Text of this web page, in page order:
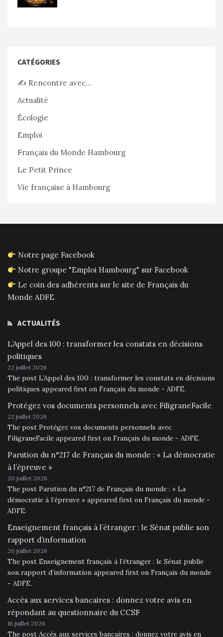
CATÉGORIES
✍️ Rencontre avec…
Actualité
Écologie
Emploi
Français du Monde Hambourg
Le Petit Prince
Vie française à Hambourg
Notre page Facebook
Notre groupe "Emploi Hambourg" sur Facebook
Le coin des adhérents sur le site de Français du
Monde ADFE
ACTUALITÉS
L’Appel des 100 : transformer les constats en décisions
politiques
22 juillet 2026
The post L’Appel des 100 : transformer les constats en décisions
politiques appeared first on Français du monde - ADFE.
Protégez vos documents personnels avec FiligraneFacile
22 juillet 2026
The post Protégez vos documents personnels avec
FiligraneFacile appeared first on Français du monde - ADFE.
Parution du n°217 de Français du monde : « La démocratie
à l’épreuve »
20 juillet 2026
The post Parution du n°217 de Français du monde : « La
démocratie à l’épreuve » appeared first on Français du monde -
ADFE.
Enseignement français à l’étranger : le Sénat publie son
rapport d’information
20 juillet 2026
The post Enseignement français à l’étranger : le Sénat publie
son rapport d’information appeared first on Français du monde
- ADFE.
Accès aux services bancaires : donnez votre avis en
répondant au questionnaire du CCSF
16 juillet 2026
The post Accès aux services bancaires : donnez votre avis en